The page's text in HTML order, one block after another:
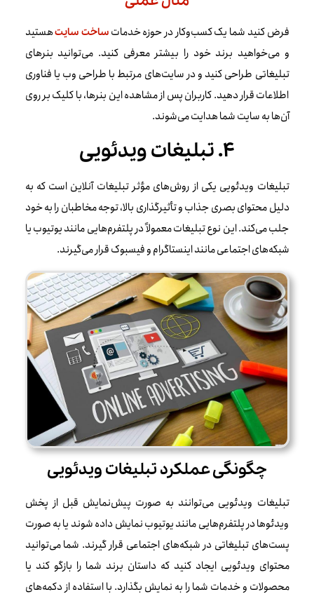
فرض کنید شما یک کسب‌وکار در حوزه خدماتساخت سایتهستید
و می‌خواهید برند خود را بیشتر معرفی کنید. می‌توانید بنرهای
تبلیغاتی طراحی کنید و در سایت‌های مرتبط با طراحی وب یا فناوری
اطلاعات قرار دهید. کاربران پس از مشاهده این بنرها، با کلیک بر روی
آن‌ها به سایت شما هدایت می‌شوند.
۴. تبلیغات ویدئویی
تبلیغات ویدئویی یکی از روش‌های مؤثر تبلیغات آنلاین است که به
دلیل محتوای بصری جذاب و تأثیرگذاری بالا، توجه مخاطبان را به خود
جلب می‌کند. این نوع تبلیغات معمولاً در پلتفرم‌هایی مانند یوتیوب یا
شبکه‌های اجتماعی مانند اینستاگرام و فیسبوک قرار می‌گیرند.
چگونگی عملکرد تبلیغات ویدئویی
تبلیغات ویدئویی می‌توانند به صورت پیش‌نمایش قبل از پخش
ویدئوها در پلتفرم‌هایی مانند یوتیوب نمایش داده شوند یا به صورت
پست‌های تبلیغاتی در شبکه‌های اجتماعی قرار گیرند. شما می‌توانید
محتوای ویدئویی ایجاد کنید که داستان برند شما را بازگو کند یا
محصولات و خدمات شما را به نمایش بگذارد. با استفاده از دکمه‌های